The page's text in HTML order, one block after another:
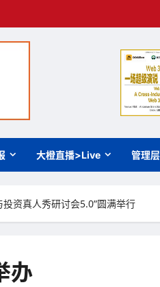
大橙直播>Live 管理层
资真人秀研讨会5.0”圆满举行
办